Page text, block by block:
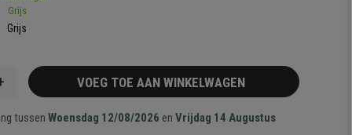
Grijs
VOEG TOE AAN WINKELWAGEN
tussenWoensdag 12/08/2026 enVrijdag 14 Augustus